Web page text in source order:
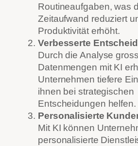
Routineaufgaben, was
Zeitaufwand reduziert
Produktivität erhöht.
Verbesserte
Durch die Analyse
Datenmengen mit KI
Unternehmen tiefere
ihnen bei strategischen
Entscheidungen helfen.
Personalisierte
Mit KI können
personalisierte